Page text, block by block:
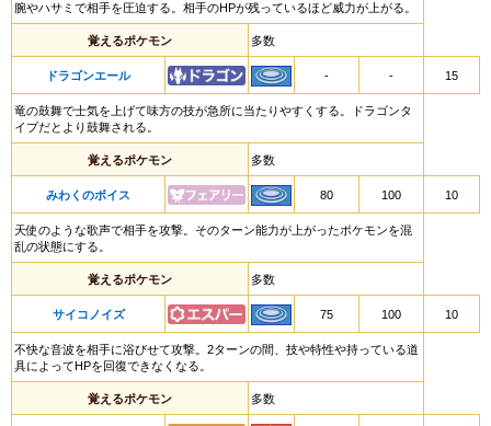
腕やハサミで相手を圧迫する。相手のHPが残っているほど威力が上がる。
覚えるポケモン 多数
ドラゴンエール - - 15
竜の鼓舞で士気を上げて味方の技が急所に当たりやすくする。ドラゴンタ
イプだとより鼓舞される。
覚えるポケモン 多数
みわくのボイス 80 100 10
天使のような歌声で相手を攻撃。そのターン能力が上がったポケモンを混
乱の状態にする。
覚えるポケモン 多数
サイコノイズ 75 100 10
不快な音波を相手に浴びせて攻撃。2ターンの間、技や特性や持っている道
具によってHPを回復できなくなる。
覚えるポケモン 多数